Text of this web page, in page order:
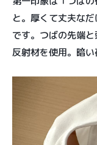
と。厚くて丈夫な
です。つばの先端
反射材を使用。暗い